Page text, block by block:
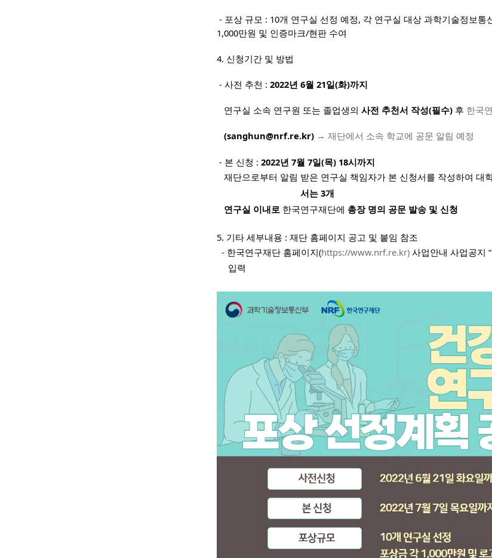
- 포상 규모 : 10개 연구실 선정 예정, 각 연구실 대상 과학기술정보통
1,000만원 및 인증마크/현판 수여
4. 신청기간 및 방법
- 사전 추천 : 2022년 6월 21일(화)까지
연구실 소속 연구원 또는 졸업생의 사전 추천서 작성(필수) 후 한국
(sanghun@nrf.re.kr)→ 재단에서 소속 학교에 공문 알림 예정
-본 신청 : 2022년 7월 7일(목) 18시까지
재단으로부터 알림 받은 연구실 책임자가 본 신청서를 작성하여 대
서는 3개
연구실 이내로 한국연구재단에 총장 명의 공문 발송 및 신청
5. 기타 세부내용 : 재단 홈페이지 공고 및 붙임 참조
- 한국연구재단 홈페이지(https://www.nrf.re.kr)사업안내 사업공지
입력